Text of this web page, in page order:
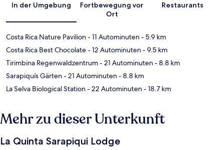
In der Umgebung
Fortbewegung vor
Ort
Restaurants
Costa Rica Nature Pavilion- 11 Autominuten- 5.9 km
Costa Rica Best Chocolate- 12 Autominuten- 9.5 km
Tirimbina Regenwaldzentrum- 21 Autominuten- 8.8 km
Sarapiquís Gärten- 21 Autominuten- 8.8 km
La Selva Biological Station- 22 Autominuten- 18.7 km
Mehr zu dieser Unterkunft
La Quinta Sarapiqui Lodge